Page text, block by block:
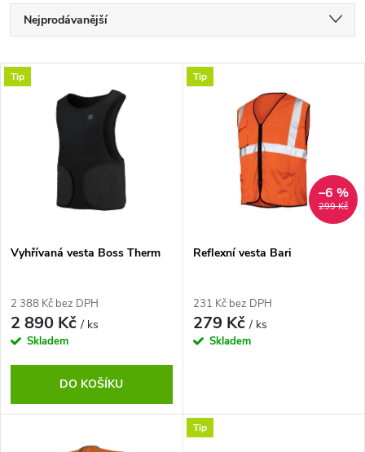
Ř
a
p
r
o
u
Nejprodávanější
Nejdražší
Abecedně
V
s
r
o
d
Tip
Vyhřívaná vesta Boss Therm
2 388 Kč bez DPH
2 890 Kč/ ks
Skladem
DO KOŠÍKU
Tip
299 Kč
–6 %
Reflexní vesta Bari
231 Kč bez DPH
279 Kč/ ks
Skladem
Tip